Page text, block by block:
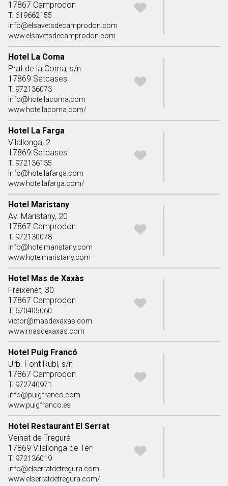
17867 Camprodon
T. 619662155
info@elsavetsdecamprodon.com
www.elsavetsdecamprodon.com
Hotel La Coma
Prat de la Coma, s/n
17869 Setcases
T. 972136073
info@hotellacoma.com
www.hotellacoma.com/
Hotel La Farga
Vilallonga, 2
17869 Setcases
T. 972136135
info@hotellafarga.com
www.hotellafarga.com/
Hotel Maristany
Av. Maristany, 20
17867 Camprodon
T. 972130078
info@hotelmaristany.com
www.hotelmaristany.com
Hotel Mas de Xaxàs
Freixenet, 30
17867 Camprodon
T. 670405060
victor@masdexaxas.com
www.masdexaxas.com
Hotel Puig Francó
Urb. Font Rubí, s/n
17867 Camprodon
T. 972740971
info@puigfranco.com
www.puigfranco.es
Hotel Restaurant El Serrat
Veïnat de Tregurà
17869 Vilallonga de Ter
T. 972136019
info@elserratdetregura.com
www.elserratdetregura.com/